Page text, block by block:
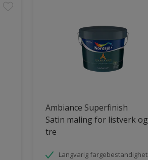
Ambiance Superfinish
Satin maling for listverk og
tre
Langvarig fargebestandighet